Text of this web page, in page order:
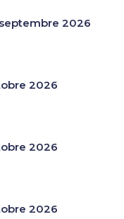
2026
2026
2026
2026